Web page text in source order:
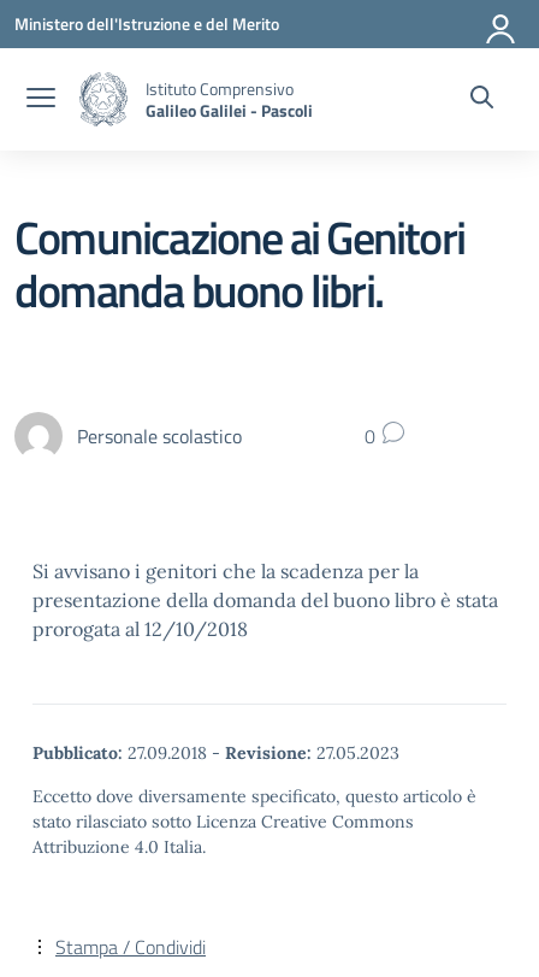
Vai ai contenuti
Vai al menu di navigazione
Vai al footer
Ministero dell'Istruzione e del Merito
Istituto Comprensivo
Galileo Galilei - Pascoli
Comunicazione ai Genitori
domanda buono libri.
Personale scolastico 0
Si avvisano i genitori che la scadenza per la
presentazione della domanda del buono libro è stata
prorogata al 12/10/2018
Pubblicato: 27.09.2018 - Revisione: 27.05.2023
Eccetto dove diversamente specificato, questo articolo è
stato rilasciato sotto Licenza Creative Commons
Attribuzione 4.0 Italia.
Stampa / Condividi